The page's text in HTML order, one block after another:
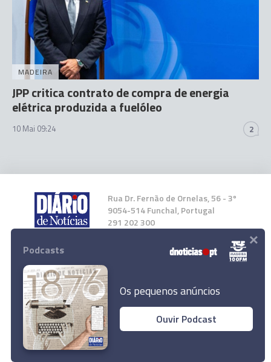
MADEIRA
JPP critica contrato de compra de energia
elétrica produzida a fuelóleo
10 Mai 09:24 2
Rua Dr. Fernão de Ornelas, 56 - 3º
9054-514 Funchal, Portugal
291 202 300
Instale a nossa App
© 2026 Empresa Diário de Notícias, Lda.
Todos os direitos reservados.
Podcasts
Os pequenos anúncios
Ouvir Podcast
×